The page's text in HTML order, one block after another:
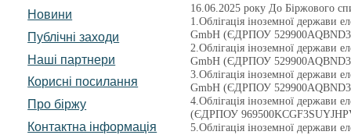
Новини
Публічні заходи
Наші партнери
Корисні посилання
Про біржу
Контактна інформація
16.06.2025 року До Біржового
1.Облігація іноземної держави
GmbH (ЄДРПОУ
2.Облігація іноземної держави
GmbH (ЄДРПОУ
3.Облігація іноземної держави
GmbH (ЄДРПОУ
4.Облігація іноземної держави
(ЄДРПОУ
5.Облігація іноземної держави